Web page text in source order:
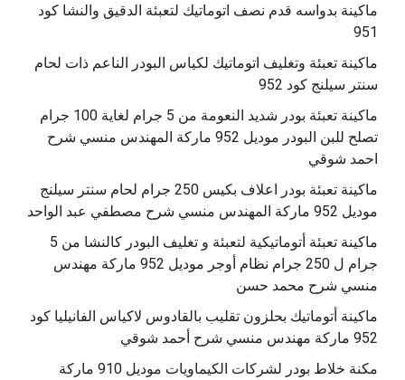
ماكينة بدواسه قدم نصف اتوماتيك لتعبئة الدقيق والنشا كود
951
ماكينة تعبئة وتغليف اتوماتيك لكياس البودر الناعم ذات لحام
سنتر سيلنج كود 952
ماكينة تعبئة بودر شديد النعومة من 5 جرام لغاية 100 جرام
تصلح للبن البودر موديل 952 ماركة المهندس منسي شرح
احمد شوقي
ماكينة تعبئة بودر اعلاف بكيس 250 جرام لحام سنتر سيلنج
موديل 952 ماركة المهندس منسي شرح مصطفي عبد الواحد
ماكينة تعبئة أتوماتيكية لتعبئة و تغليف البودر كالنشا من 5
جرام ل 250 جرام نظام أوجر موديل 952 ماركة مهندس
منسي شرح محمد حسن
‫ماكينة أتوماتيك بحلزون تقليب بالقادوس لاكياس الفانيليا كود
مكنة خلاط بودر لشركات الكيماويات موديل 910 ماركة